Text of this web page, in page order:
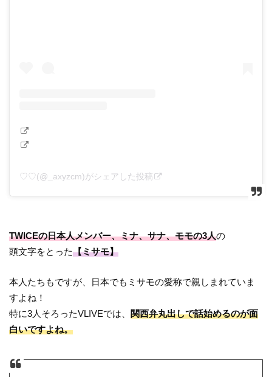
♡♡(@_axyzcm)がシェアした投稿
TWICEの日本人メンバー、ミナ、サナ、モモの3人の
頭文字をとった【ミサモ】
本人たちもですが、日本でもミサモの愛称で親しまれていま
すよね！
特に3人そろったVLIVEでは、関西弁丸出しで話始めるのが面
白いですよね。